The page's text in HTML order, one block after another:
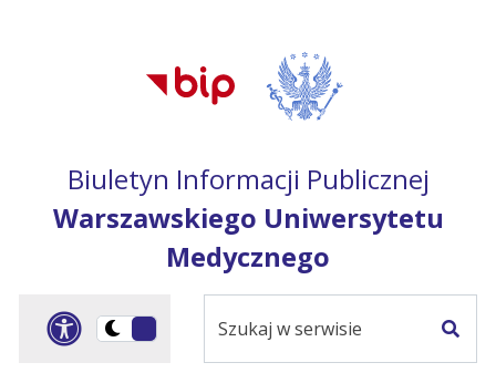
głównego menu
serwisu
Biuletyn Informacji Publicznej
Warszawskiego Uniwersytetu
Medycznego
Panel dostosowania
Przełącz
serwisie